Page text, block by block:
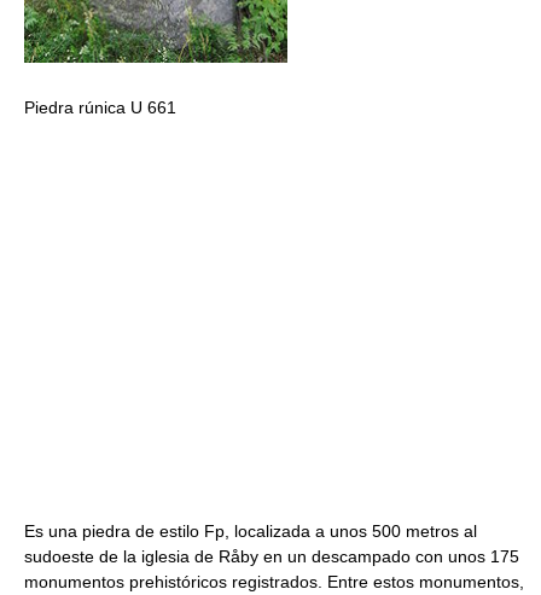
Piedra rúnica U 661
Es una piedra de estilo Fp, localizada a unos 500 metros al
sudoeste de la iglesia de Råby en un descampado con unos 175
monumentos prehistóricos registrados. Entre estos monumentos,